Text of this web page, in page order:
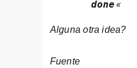
done «
Alguna otra idea?
Fuente